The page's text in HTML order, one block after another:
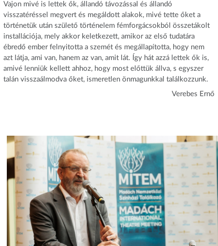
Vajon mivé is lettek ők, állandó távozással és állandó
visszatéréssel megvert és megáldott alakok, mivé tette őket a
történetük után születő történelem fémforgácsokból összetákolt
installációja, mely akkor keletkezett, amikor az első tudatára
ébredő ember felnyitotta a szemét és megállapította, hogy nem
azt látja, ami van, hanem az van, amit lát. Így hát azzá lettek ők is,
amivé lenniük kellett ahhoz, hogy most előttük állva, s egyszer
talán visszaálmodva őket, ismeretlen önmagunkkal találkozzunk.
Verebes Ernő